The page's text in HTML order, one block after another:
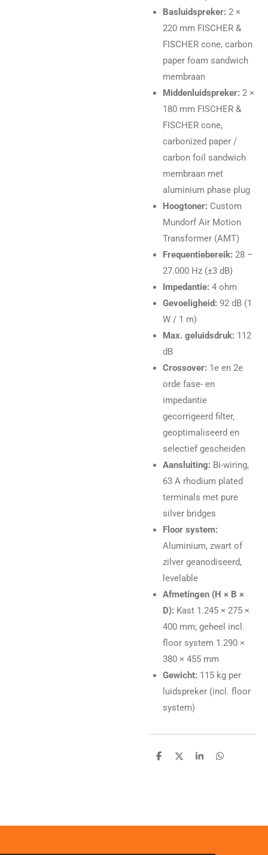
Basluidspreker:2 ×
220 mm FISCHER &
FISCHER cone, carbon
paper foam sandwich
membraan
Middenluidspreker:2 ×
180 mm FISCHER &
FISCHER cone,
carbonized paper /
carbon foil sandwich
membraan met
aluminium phase plug
Hoogtoner:Custom
Mundorf Air Motion
Transformer (AMT)
Frequentiebereik:28 –
27.000 Hz (±3 dB)
Impedantie:4 ohm
Gevoeligheid:92 dB (1
W / 1 m)
Max. geluidsdruk:112
dB
Crossover:1e en 2e
orde fase- en
impedantie
gecorrigeerd filter,
geoptimaliseerd en
selectief gescheiden
Aansluiting:Bi-wiring,
63 A rhodium plated
terminals met pure
silver bridges
Floor system:
Aluminium, zwart of
zilver geanodiseerd,
levelable
Afmetingen (H × B ×
D):Kast 1.245 × 275 ×
400 mm; geheel incl.
floor system 1.290 ×
380 × 455 mm
Gewicht:115 kg per
luidspreker (incl. floor
system)
D
D
S
D